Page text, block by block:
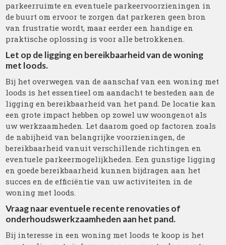
parkeerruimte en eventuele parkeervoorzieningen in
de buurt om ervoor te zorgen dat parkeren geen bron
van frustratie wordt, maar eerder een handige en
praktische oplossing is voor alle betrokkenen.
Let op de ligging en bereikbaarheid van de woning
met loods.
Bij het overwegen van de aanschaf van een woning met
loods is het essentieel om aandacht te besteden aan de
ligging en bereikbaarheid van het pand. De locatie kan
een grote impact hebben op zowel uw woongenot als
uw werkzaamheden. Let daarom goed op factoren zoals
de nabijheid van belangrijke voorzieningen, de
bereikbaarheid vanuit verschillende richtingen en
eventuele parkeermogelijkheden. Een gunstige ligging
en goede bereikbaarheid kunnen bijdragen aan het
succes en de efficiëntie van uw activiteiten in de
woning met loods.
Vraag naar eventuele recente renovaties of
onderhoudswerkzaamheden aan het pand.
Bij interesse in een woning met loods te koop is het